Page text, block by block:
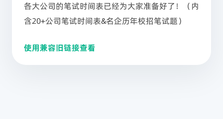
各大公司的笔试时间表已经为大家准备好了！（内
含20+公司笔试时间表&名企历年校招笔试题）
使用兼容旧链接查看